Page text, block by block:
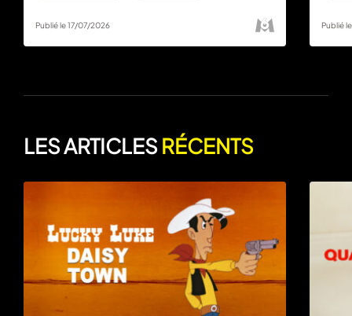
Publié le 17/07/2026 Publié
LES ARTICLESRÉCENTS